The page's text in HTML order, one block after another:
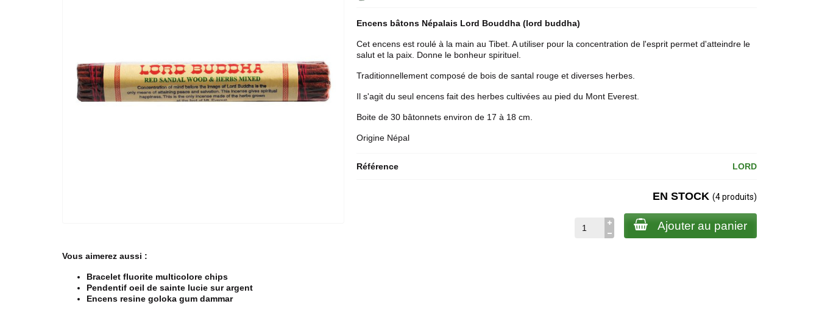
Encens bâtons Népalais Lord Bouddha (lord buddha)
Cet encens est roulé à la main auTibet . A utiliser pour la concentration de l'esprit permet d'atteindre le
salut et la paix. Donne le bonheur spirituel.
Traditionnellement composé de bois de santal rouge et diverses herbes.
Il s'agit du seul encens fait des herbes cultivées au pied du Mont Everest.
Boite de 30 bâtonnets environ de 17 à 18 cm.
Origine Népal
Référence LORD
EN STOCK (4 produits)
Ajouter au panier
Vous aimerez aussi :
Bracelet fluorite multicolore chips
Pendentif oeil de sainte lucie sur argent
Encens resine goloka gum dammar